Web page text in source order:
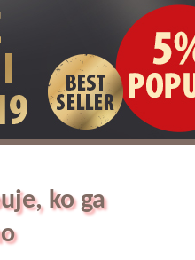
ko ga